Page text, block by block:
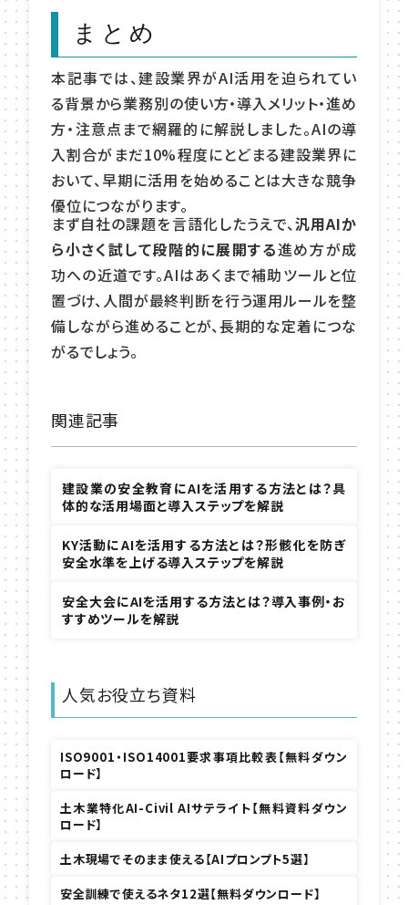
まとめ
本記事では、建設業界がAI活用を迫られてい
る背景から業務別の使い方・導入メリット・進め
方・注意点まで網羅的に解説しました。AIの導
入割合がまだ10%程度にとどまる建設業界に
おいて、早期に活用を始めることは大きな競争
優位につながります。
まず自社の課題を言語化したうえで、汎用AIか
ら小さく試して段階的に展開する進め方が成
功への近道です。AIはあくまで補助ツールと位
置づけ、人間が最終判断を行う運用ルールを整
備しながら進めることが、長期的な定着につな
がるでしょう。
関連記事
建設業の安全教育にAIを活用する方法とは？具
体的な活用場面と導入ステップを解説
KY活動にAIを活用する方法とは？形骸化を防ぎ
安全水準を上げる導入ステップを解説
安全大会にAIを活用する方法とは？導入事例・お
すすめツールを解説
人気お役立ち資料
ISO9001・ISO14001要求事項比較表【無料ダウン
ロード】
土木業特化AI-Civil AIサテライト【無料資料ダウン
ロード】
土木現場でそのまま使える【AIプロンプト5選】
安全訓練で使えるネタ12選【無料ダウンロード】